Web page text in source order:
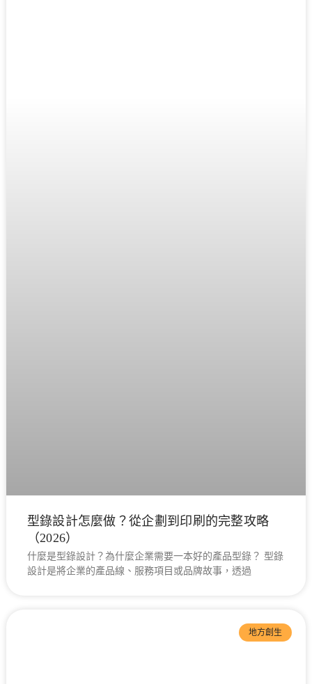
型錄設計怎麼做？從企劃到印刷的完整攻略
（2026）
什麼是型錄設計？為什麼企業需要一本好的產品型錄？ 型錄
設計是將企業的產品線、服務項目或品牌故事，透過
地方創生